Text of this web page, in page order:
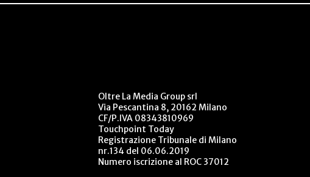
Oltre La Media Group srl
Via Pescantina 8, 20162 Milano
CF/P.IVA 08343810969
Touchpoint Today
Registrazione Tribunale di Milano
nr.134 del 06.06.2019
Numero iscrizione al ROC 37012